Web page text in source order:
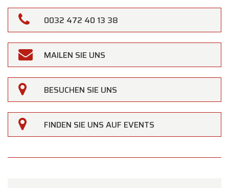
0032 472 40 13 38
MAILEN SIE UNS
BESUCHEN SIE UNS
FINDEN SIE UNS AUF EVENTS